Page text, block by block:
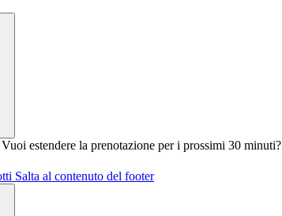
Vuoi estendere la prenotazione per i prossimi 30 minuti?
Salta al contenuto del footer